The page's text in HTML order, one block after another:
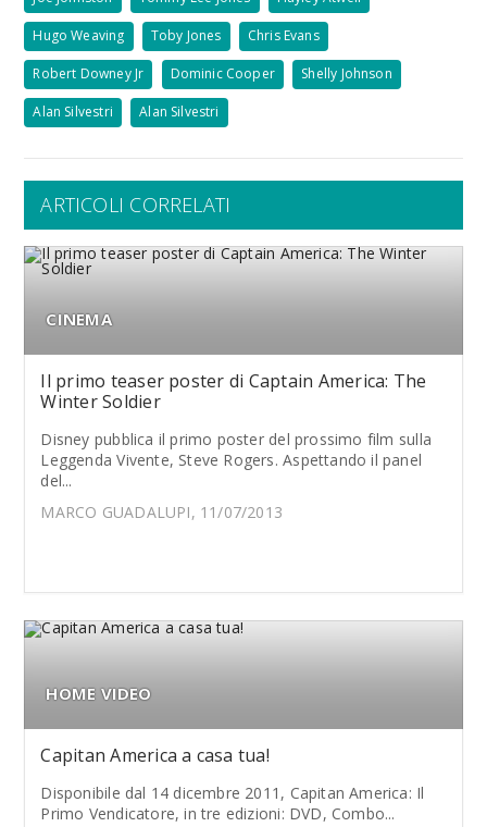
Hugo Weaving Toby Jones Chris Evans
Robert Downey Jr Dominic Cooper Shelly Johnson
Alan Silvestri Alan Silvestri
ARTICOLI CORRELATI
CINEMA
Il primo teaser poster di Captain America: The
Winter Soldier
Disney pubblica il primo poster del prossimo film sulla
Leggenda Vivente, Steve Rogers. Aspettando il panel
del...
MARCO GUADALUPI, 11/07/2013
HOME VIDEO
Capitan America a casa tua!
Disponibile dal 14 dicembre 2011, Capitan America: Il
Primo Vendicatore, in tre edizioni: DVD, Combo...